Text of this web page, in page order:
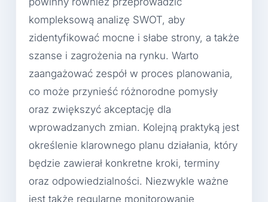
kompleksową analizę SWOT, aby
zidentyfikować mocne i słabe strony, a także
szanse i zagrożenia na rynku. Warto
zaangażować zespół w proces planowania,
co może przynieść różnorodne pomysły
oraz zwiększyć akceptację dla
wprowadzanych zmian. Kolejną praktyką jest
określenie klarownego planu działania, który
będzie zawierał konkretne kroki, terminy
oraz odpowiedzialności. Niezwykle ważne
jest także regularne monitorowanie